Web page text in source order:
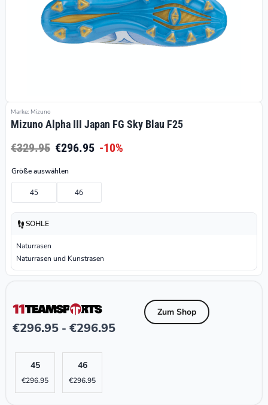
Marke: Mizuno
Mizuno Alpha III Japan FG Sky Blau F25
€329.95 €296.95 -10%
Größe auswählen
45 46
SOHLE
Naturrasen
Naturrasen und Kunstrasen
€296.95 - €296.95
Zum Shop
45
€296.95
46
€296.95